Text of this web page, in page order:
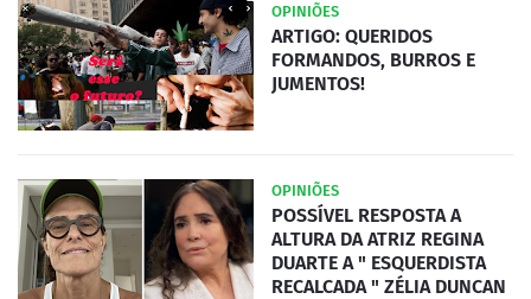
OPINIÕES
ARTIGO: QUERIDOS
FORMANDOS, BURROS E
JUMENTOS!
OPINIÕES
POSSÍVEL RESPOSTA A
ALTURA DA ATRIZ REGINA
DUARTE A " ESQUERDISTA
RECALCADA " ZÉLIA DUNCAN